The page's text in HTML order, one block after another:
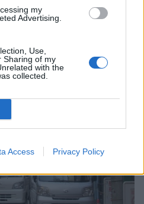
my
Advertising.
Use,
Sharing of my
with the
collected.
Access Privacy Policy
– vaikutti